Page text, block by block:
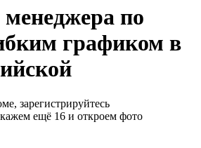
по
графиком в
зарегистрируйтесь
ещё 16 и откроем фото